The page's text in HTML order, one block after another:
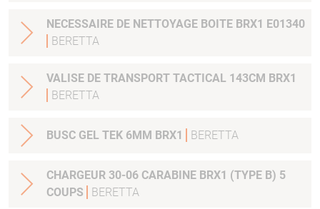
NECESSAIRE DE NETTOYAGE BOITE BRX1 E01340
BERETTA
VALISE DE TRANSPORT TACTICAL 143CM BRX1
BERETTA
BUSC GEL TEK 6MM BRX1 BERETTA
CHARGEUR 30-06 CARABINE BRX1 (TYPE B) 5
COUPS
BERETTA